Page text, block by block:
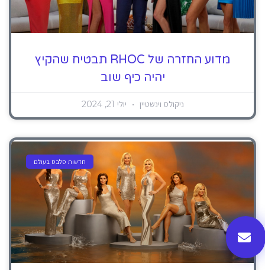
מדוע החזרה של RHOC תבטיח שהקיץ
יהיה כיף שוב
ניקולס וינשטיין יולי 21, 2024
חדשות סלבס בעולם